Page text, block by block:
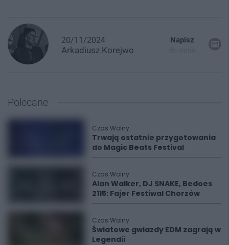
20/11/2024
Arkadiusz Korejwo
Napisz
Polecane
Czas Wolny
Trwają ostatnie przygotowania
do Magic Beats Festival
Czas Wolny
Alan Walker, DJ SNAKE, Bedoes
2115: Fajer Festiwal Chorzów
Czas Wolny
Światowe gwiazdy EDM zagrają w
Legendii